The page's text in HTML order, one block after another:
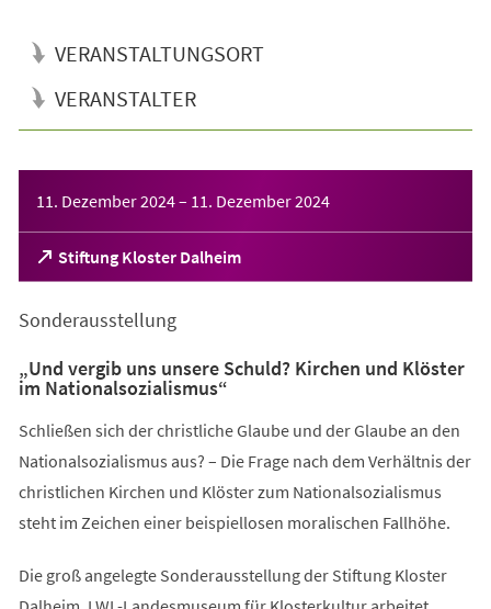
VERANSTALTUNGSORT
VERANSTALTER
11. Dezember 2024– 11. Dezember 2024
Stiftung Kloster Dalheim
(Öffnet
in
neuen
Sonderausstellung
„Und vergib uns unsere Schuld? Kirchen und Klöster
im Nationalsozialismus“
Schließen sich der christliche Glaube und der Glaube an den
Nationalsozialismus aus? – Die Frage nach dem Verhältnis der
christlichen Kirchen und Klöster zum Nationalsozialismus
steht im Zeichen einer beispiellosen moralischen Fallhöhe.
Die groß angelegte Sonderausstellung der Stiftung Kloster